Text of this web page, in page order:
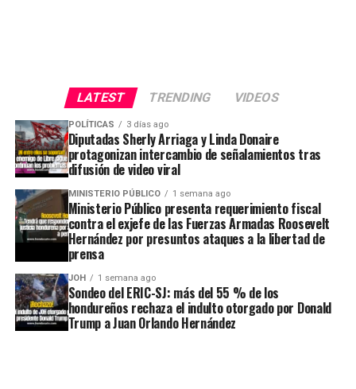
LATEST TRENDING VIDEOS
POLÍTICAS 3 días ago
Diputadas Sherly Arriaga y Linda Donaire
protagonizan intercambio de señalamientos tras
difusión de video viral
MINISTERIO PÚBLICO 1 semana ago
Ministerio Público presenta requerimiento fiscal
contra el exjefe de las Fuerzas Armadas Roosevelt
Hernández por presuntos ataques a la libertad de
prensa
JOH 1 semana ago
Sondeo del ERIC-SJ: más del 55 % de los
hondureños rechaza el indulto otorgado por Donald
Trump a Juan Orlando Hernández